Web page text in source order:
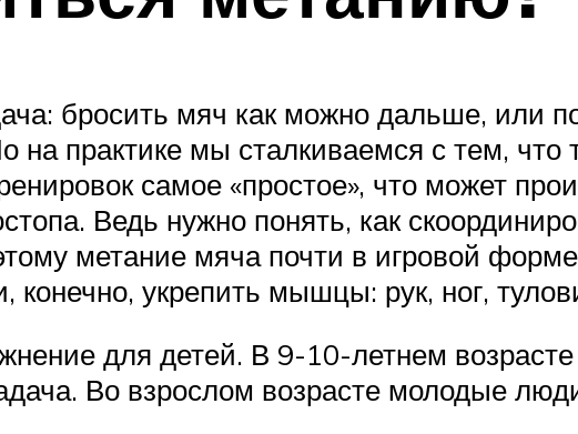
бросить мяч как можно дальше, или
на практике мы сталкиваемся с тем, что
самое «простое», что может
Ведь нужно понять, как
метание мяча почти в игровой
конечно, укрепить мышцы: рук, ног,
для детей. В 9-10-летнем
Во взрослом возрасте молодые